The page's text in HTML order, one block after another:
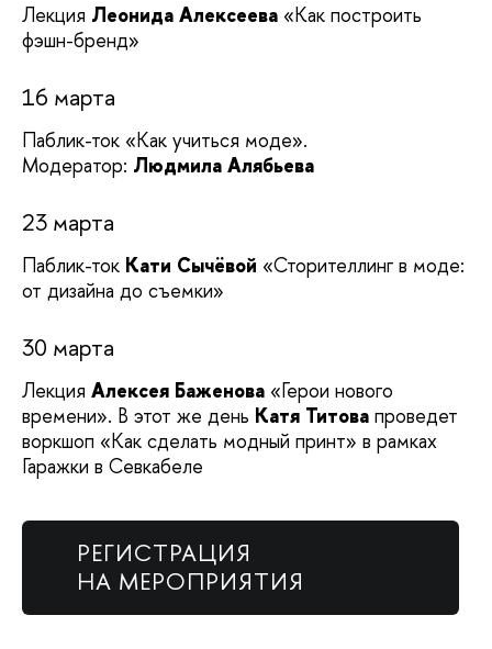
Лекция Леонида Алексеева «Как построить
фэшн-бренд»
16 марта
Паблик-ток «Как учиться моде».
Модератор: Людмила Алябьева
23 марта
Паблик-ток Кати Сычёвой «Сторителлинг в моде:
от дизайна до съемки»
30 марта
Лекция Алексея Баженова «Герои нового
времени». В этот же день Катя Титова проведет
воркшоп «Как сделать модный принт» в рамках
Гаражки в Севкабеле
РЕГИСТРАЦИЯ
НА МЕРОПРИЯТИЯ